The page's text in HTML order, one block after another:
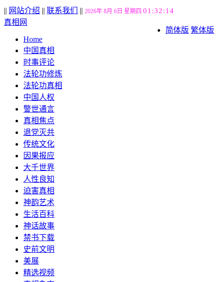
|| 网站介绍 || 联系我们 || 2026年 8月 6日 星期四 01:32:15
简体版 繁体版
真相网
Home
中国真相
时事评论
法轮功修炼
法轮功真相
中国人权
警世通言
真相焦点
退党灭共
传统文化
因果报应
大千世界
人性良知
迫害真相
神韵艺术
生活百科
神话故事
禁书下载
史前文明
美展
精选视频